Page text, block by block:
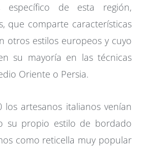
de esta región,
que comparte características
otros estilos europeos y cuyo
su mayoría en las técnicas
Oriente o Persia.
los artesanos italianos venían
su propio estilo de bordado
como reticella muy popular